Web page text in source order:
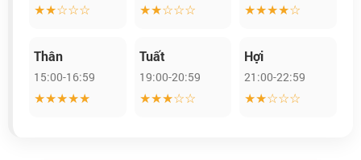
★★☆☆☆ ★★☆☆☆ ★★★★☆
Thân
15:00-16:59
★★★★★
Tuất
19:00-20:59
★★★☆☆
Hợi
21:00-22:59
★★☆☆☆